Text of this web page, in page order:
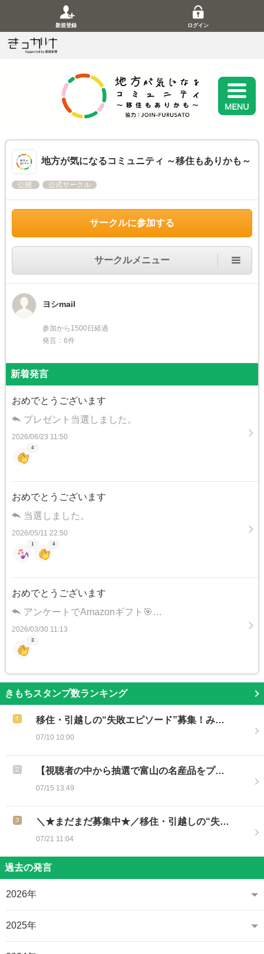
新規登録 ログイン
地方が気になるコミュニティ ～移住もありかも～
公開 公式サークル
サークルに参加する
サークルメニュー
ヨシmail
参加から1500日経過
発言：6件
新着発言
おめでとうございます
プレゼント当選しました。
2026/06/23 11:50
4
おめでとうございます
当選しました。
2026/05/11 22:50
1 4
おめでとうございます
アンケートでAmazonギフト🎯…
2026/03/30 11:13
3
きもちスタンプ数ランキング
移住・引越しの“失敗エピソード”募集！み…
07/10 10:00
【視聴者の中から抽選で富山の名産品をプ…
07/15 13:49
＼★まだまだ募集中★／移住・引越しの“失…
07/21 11:04
過去の発言
2026年
2025年